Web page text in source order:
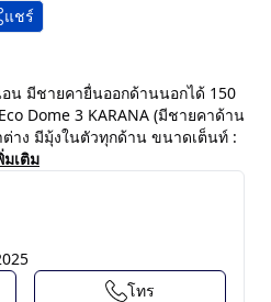
แชร์
น มีชายคายื่นออกด้านนอกได้ 150
Dome 3 KARANA (มีชายคาด้าน
าง มีมุ้งในตัวทุกด้าน ขนาดเต็นท์ :
มเติม
โทร